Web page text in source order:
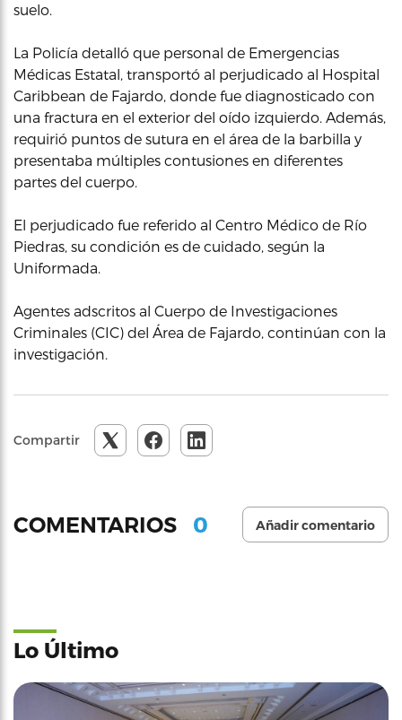
suelo.
La Policía detalló que personal de Emergencias
Médicas Estatal, transportó al perjudicado al Hospital
Caribbean de Fajardo, donde fue diagnosticado con
una fractura en el exterior del oído izquierdo. Además,
requirió puntos de sutura en el área de la barbilla y
presentaba múltiples contusiones en diferentes
partes del cuerpo.
El perjudicado fue referido al Centro Médico de Río
Piedras, su condición es de cuidado, según la
Uniformada.
Agentes adscritos al Cuerpo de Investigaciones
Criminales (CIC) del Área de Fajardo, continúan con la
investigación.
Compartir
COMENTARIOS 0 Añadir comentario
Lo Último